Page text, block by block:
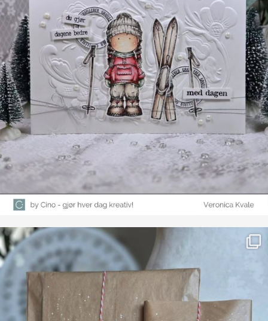
Farge